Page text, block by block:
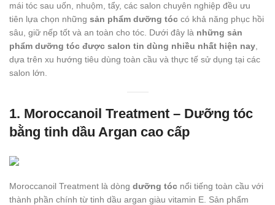
mái tóc sau uốn, nhuộm, tẩy, các salon chuyên nghiệp đều ưu
tiên lựa chọn những sản phẩm dưỡng tóc có khả năng phục hồi
sâu, giữ nếp tốt và an toàn cho tóc. Dưới đây là những sản
phẩm dưỡng tóc được salon tin dùng nhiều nhất hiện nay
dựa trên xu hướng tiêu dùng toàn cầu và thực tế sử dụng tại các
salon lớn.
1. Moroccanoil Treatment – Dưỡng tóc
bằng tinh dầu Argan cao cấp
Moroccanoil Treatment là dòng dưỡng tóc nổi tiếng toàn cầu với
thành phần chính từ tinh dầu argan giàu vitamin E. Sản phẩm